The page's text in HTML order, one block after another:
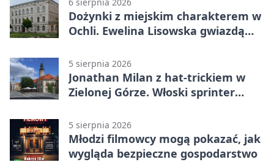
6 sierpnia 2026
Dożynki z miejskim charakterem w
Ochli. Ewelina Lisowska gwiazdą
5 sierpnia 2026
Jonathan Milan z hat-trickiem w
Zielonej Górze. Włoski sprinter
5 sierpnia 2026
Młodzi filmowcy mogą pokazać, jak
wygląda bezpieczne gospodarstwo